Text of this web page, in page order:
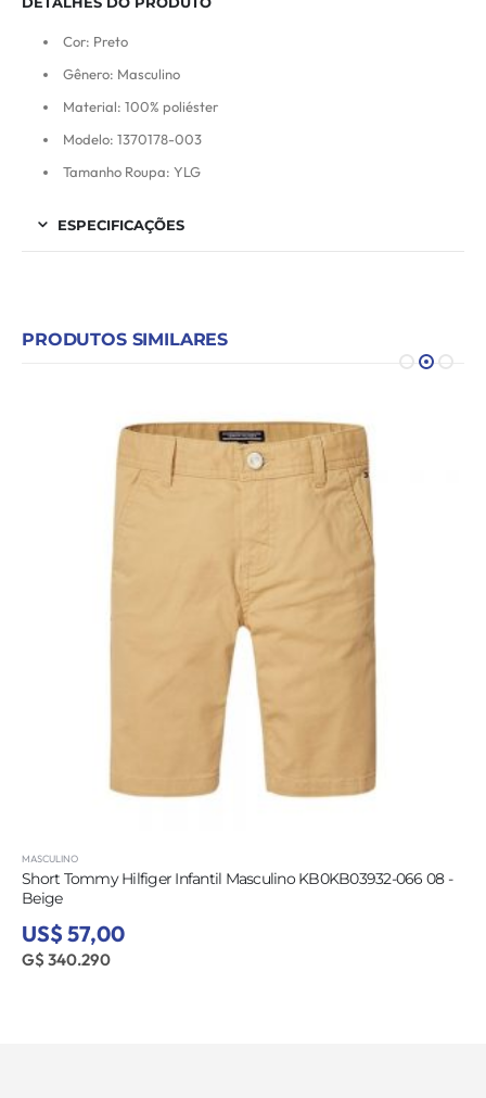
Cor: Preto
Gênero: Masculino
Material: 100% poliéster
Modelo: 1370178-003
Tamanho Roupa: YLG
ESPECIFICAÇÕES
PRODUTOS SIMILARES
MASCULINO
Short Tommy Hilfiger Infantil Masculino KB0KB03932-066 08 -
Beige
US$ 57,00
G$ 340.290